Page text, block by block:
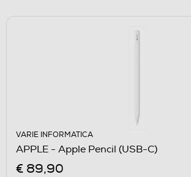
VARIE INFORMATICA
APPLE - Apple Pencil (USB-C)
€ 89,90